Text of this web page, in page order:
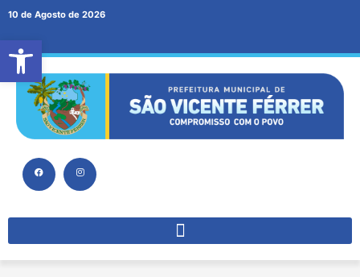
Abrir a barra de ferramentas
10 de Agosto de 2026